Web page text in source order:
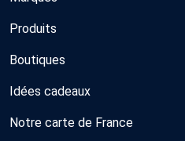
Produits
Boutiques
Idées cadeaux
Notre carte de France